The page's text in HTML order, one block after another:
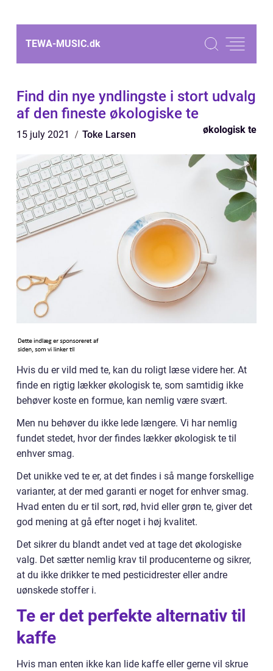
TEWA-MUSIC.dk
Find din nye yndlingste i stort udvalg
af den fineste økologiske te
15 july 2021 Toke Larsen økologisk te
Hvis du er vild med te, kan du roligt læse videre her. At
finde en rigtig lækker økologisk te, som samtidig ikke
behøver koste en formue, kan nemlig være svært.
Men nu behøver du ikke lede længere. Vi har nemlig
fundet stedet, hvor der findes lækker økologisk te til
enhver smag.
Det unikke ved te er, at det findes i så mange forskellige
varianter, at der med garanti er noget for enhver smag.
Hvad enten du er til sort, rød, hvid eller grøn te, giver det
god mening at gå efter noget i høj kvalitet.
Det sikrer du blandt andet ved at tage det økologiske
valg. Det sætter nemlig krav til producenterne og sikrer,
at du ikke drikker te med pesticidrester eller andre
uønskede stoffer i.
Te er det perfekte alternativ til
kaffe
Hvis man enten ikke kan lide kaffe eller gerne vil skrue